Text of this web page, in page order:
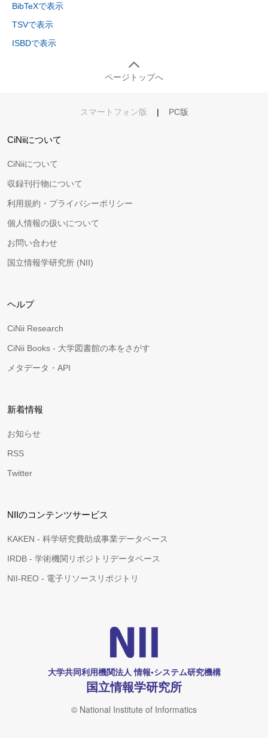
BibTeXで表示
TSVで表示
ISBDで表示
ページトップへ
スマートフォン版 | PC版
CiNiiについて
CiNiiについて
収録刊行物について
利用規約・プライバシーポリシー
個人情報の扱いについて
お問い合わせ
国立情報学研究所 (NII)
ヘルプ
CiNii Research
CiNii Books - 大学図書館の本をさがす
メタデータ・API
新着情報
お知らせ
RSS
Twitter
NIIのコンテンツサービス
KAKEN - 科学研究費助成事業データベース
IRDB - 学術機関リポジトリデータベース
NII-REO - 電子リソースリポジトリ
大学共同利用機関法人 情報•システム研究機構
国立情報学研究所
© National Institute of Informatics